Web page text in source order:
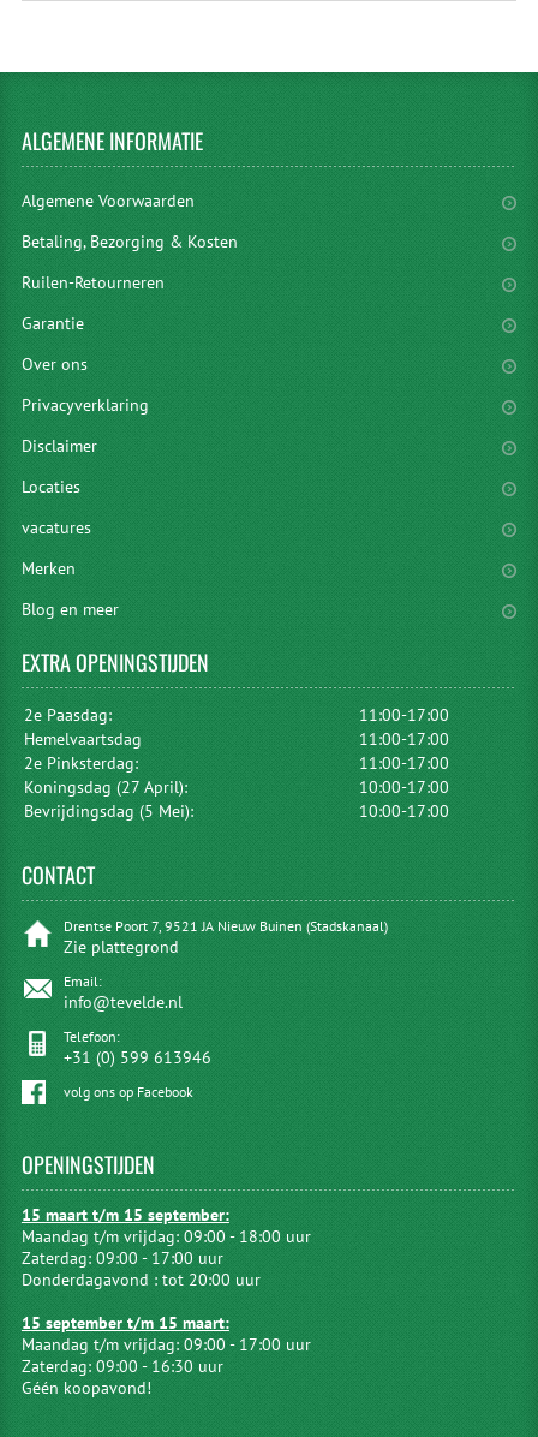
ALGEMENEINFORMATIE
Algemene Voorwaarden
Betaling, Bezorging & Kosten
Ruilen-Retourneren
Garantie
Over ons
Privacyverklaring
Disclaimer
Locaties
vacatures
Merken
Blog en meer
EXTRAOPENINGSTIJDEN
2e Paasdag:
11:00-17:00
Hemelvaartsdag
11:00-17:00
2e Pinksterdag:
11:00-17:00
Koningsdag (27 April):
10:00-17:00
Bevrijdingsdag (5 Mei):
10:00-17:00
CONTACT
Drentse Poort 7, 9521 JA Nieuw Buinen (Stadskanaal)
Zie plattegrond
Email:
info@tevelde.nl
Telefoon:
+31 (0) 599 613946
volg ons op Facebook
OPENINGSTIJDEN
15 maart t/m 15 september:
Maandag t/m vrijdag: 09:00 - 18:00 uur
Zaterdag: 09:00 - 17:00 uur
Donderdagavond : tot 20:00 uur
15 september t/m 15 maart:
Maandag t/m vrijdag: 09:00 - 17:00 uur
Zaterdag: 09:00 - 16:30 uur
Géén koopavond!